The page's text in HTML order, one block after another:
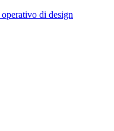
di design